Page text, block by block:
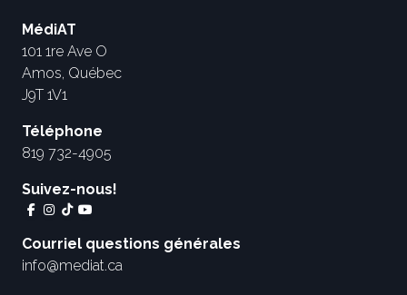
MédiAT
101 1re Ave O
Amos, Québec
J9T 1V1
Téléphone
819 732-4905
Suivez-nous!
Courriel questions générales
info@mediat.ca